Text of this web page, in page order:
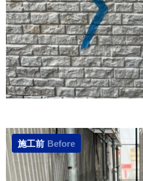
施工前 Before